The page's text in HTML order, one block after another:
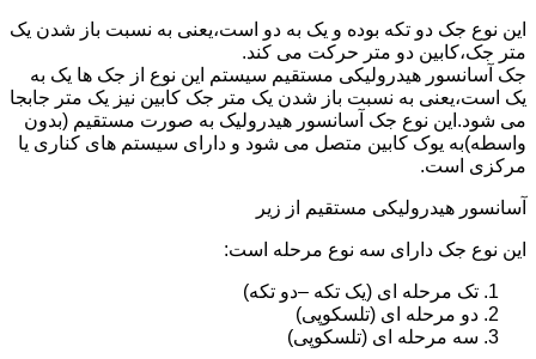
این نوع جک دو تکه بوده و یک به دو است،یعنی به نسبت باز شدن یک
متر جک،کابین دو متر حرکت می کند.
جک آسانسور هیدرولیکی مستقیم سیستم این نوع از جک ها یک به
یک است،یعنی به نسبت باز شدن یک متر جک کابین نیز یک متر جابجا
می شود.این نوع جک آسانسور هیدرولیک به صورت مستقیم (بدون
واسطه)به یوک کابین متصل می شود و دارای سیستم های کناری یا
مرکزی است.
آسانسور هیدرولیکی مستقیم از زیر
این نوع جک دارای سه نوع مرحله است:
تک مرحله ای (یک تکه –دو تکه)
دو مرحله ای (تلسکوپی)
سه مرحله ای (تلسکوپی)